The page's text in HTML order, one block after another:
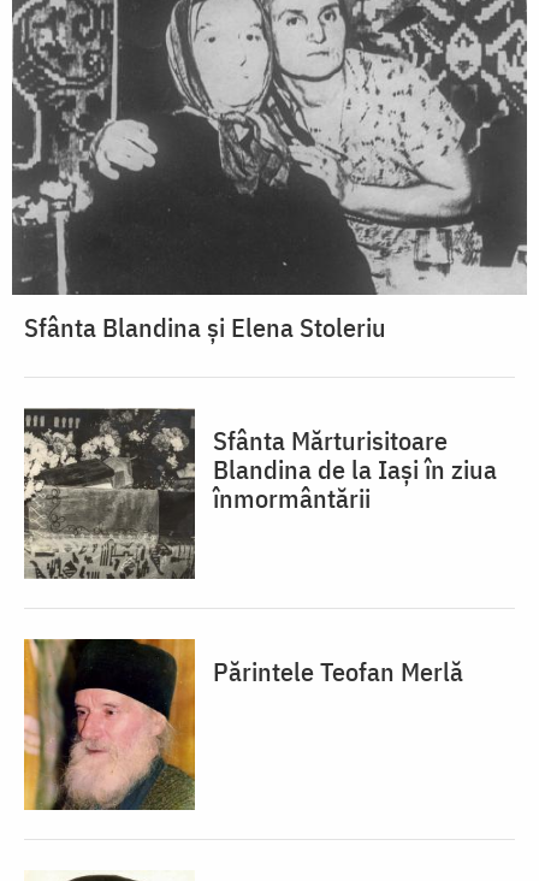
Sfânta Blandina și Elena Stoleriu
Sfânta Mărturisitoare
Blandina de la Iași în ziua
înmormântării
Părintele Teofan Merlă